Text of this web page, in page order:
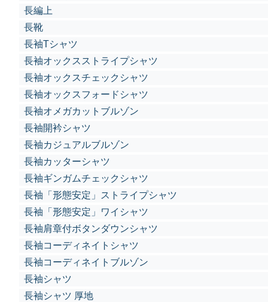
長編上
長靴
長袖Tシャツ
長袖オックスストライプシャツ
長袖オックスチェックシャツ
長袖オックスフォードシャツ
長袖オメガカットブルゾン
長袖開衿シャツ
長袖カジュアルブルゾン
長袖カッターシャツ
長袖ギンガムチェックシャツ
長袖「形態安定」ストライプシャツ
長袖「形態安定」ワイシャツ
長袖肩章付ボタンダウンシャツ
長袖コーディネイトシャツ
長袖コーディネイトブルゾン
長袖シャツ
長袖シャツ 厚地